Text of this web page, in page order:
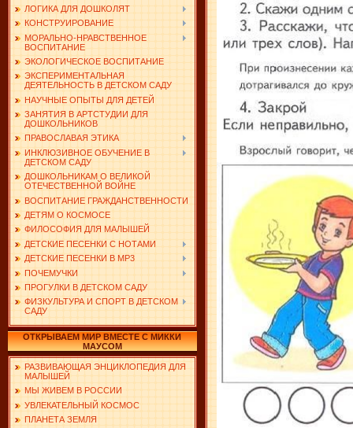
ЛОГИКА ДЛЯ ДОШКОЛЯТ
КОНСТРУИРОВАНИЕ
МОРАЛЬНО-НРАВСТВЕННОЕ
ВОСПИТАНИЕ
ЭКОЛОГИЧЕСКОЕ ВОСПИТАНИЕ
ЭКСПЕРИМЕНТАЛЬНАЯ
ДЕЯТЕЛЬНОСТЬ В ДЕТСКОМ САДУ
НАУЧНЫЕ ОПЫТЫ ДЛЯ ДЕТЕЙ
ЗАНЯТИЯ В АРТСТУДИИ ДЛЯ
ДОШКОЛЬНИКОВ
ПРАВОСЛАВАЯ ЭТИКА
ИНКЛЮЗИВНОЕ ОБУЧЕНИЕ В
ДЕТСКОМ САДУ
ДОШКОЛЬНИКАМ О ВЕЛИКОЙ
ОТЕЧЕСТВЕННОЙ ВОЙНЕ
ВОСПИТАНИЕ ГРАЖДАНСТВЕННОСТИ
ДЕТЯМ О КОСМОСЕ
ФИЛОСОФИЯ ДЛЯ МАЛЫШЕЙ
ДЕТСКИЕ ПЕСЕНКИ С НОТАМИ
ДЕТСКИЕ ПЕСЕНКИ В MP3
ПОЧЕМУЧКИ
ПРОГУЛКИ В ДЕТСКОМ САДУ
ФИЗКУЛЬТУРА И СПОРТ В ДЕТСКОМ
САДУ
ОТКРЫВАЕМ МИР ВМЕСТЕ С МИККИ
МАУСОМ
РАЗВИВАЮЩАЯ ЭНЦИКЛОПЕДИЯ ДЛЯ
МАЛЫШЕЙ
МЫ ЖИВЕМ В РОССИИ
УВЛЕКАТЕЛЬНЫЙ КОСМОС
ПЛАНЕТА ЗЕМЛЯ